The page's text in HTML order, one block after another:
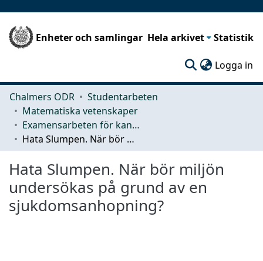
Enheter och samlingar Hela arkivet Statistik
Logga in
Chalmers ODR
Studentarbeten
Matematiska vetenskaper
Examensarbeten för kandidatexamen
Hata Slumpen. När bör miljön undersökas på grund av en sjukdomsanhopning?
Hata Slumpen. När bör miljön
undersökas på grund av en
sjukdomsanhopning?